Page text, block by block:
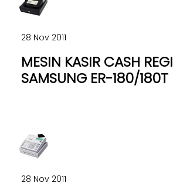
28 Nov 2011
MESIN KASIR CASH
SAMSUNG ER-180/180T
28 Nov 2011